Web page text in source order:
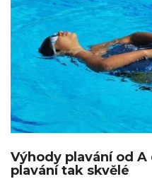
Výhody plavání od A
plavání tak skvělé